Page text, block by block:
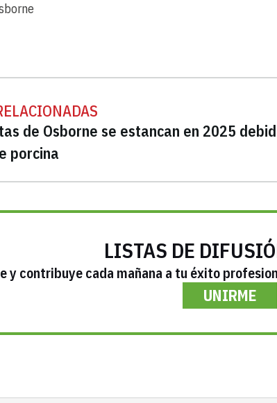
de Osborne se estancan en 2025
porcina
LISTAS DE
y contribuye cada mañana a tu éxito
UNIRME